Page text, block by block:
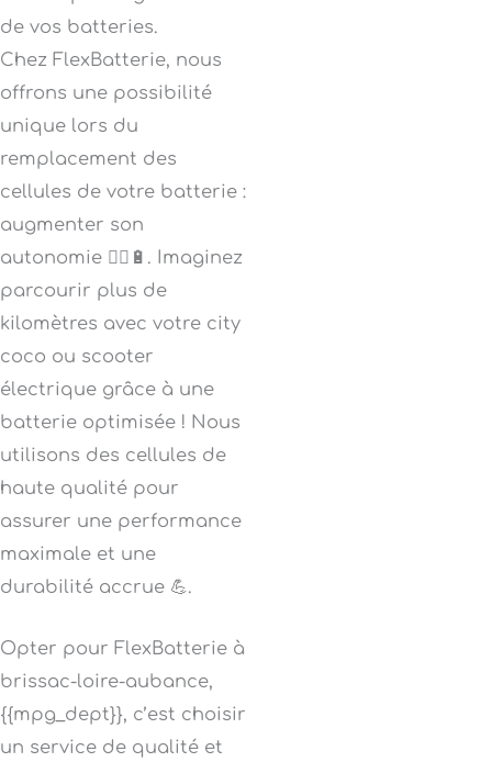
de vos batteries.
Chez FlexBatterie, nous
offrons une possibilité
unique lors du
remplacement des
cellules de votre batterie :
augmenter son
autonomie 🚴‍♂️🔋. Imaginez
parcourir plus de
kilomètres avec votre city
coco ou scooter
électrique grâce à une
batterie optimisée ! Nous
utilisons des cellules de
haute qualité pour
assurer une performance
maximale et une
durabilité accrue 💪.
Opter pour FlexBatterie à
brissac-loire-aubance,
{{mpg_dept}}, c’est choisir
un service de qualité et